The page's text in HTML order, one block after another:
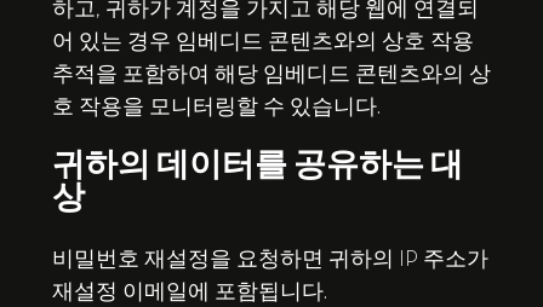
하고, 귀하가 계정을 가지고 해당 웹에 연결되
어 있는 경우 임베디드 콘텐츠와의 상호 작용
추적을 포함하여 해당 임베디드 콘텐츠와의 상
호 작용을 모니터링할 수 있습니다.
귀하의 데이터를 공유하는 대
상
비밀번호 재설정을 요청하면 귀하의 IP 주소가
재설정 이메일에 포함됩니다.